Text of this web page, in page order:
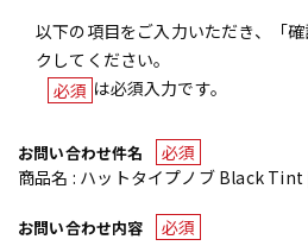
以下の項目をご入力いただき、「
クしてください。
必須 は必須入力です。
お問い合わせ件名
必須
商品名 : ハットタイプノブ Black
お問い合わせ内容 必須